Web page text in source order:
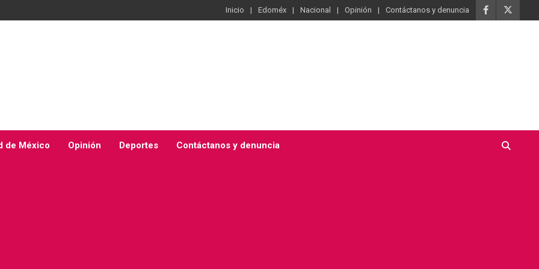
Inicio Edoméx Nacional Opinión Contáctanos y denuncia
de México Opinión Deportes Contáctanos y denuncia